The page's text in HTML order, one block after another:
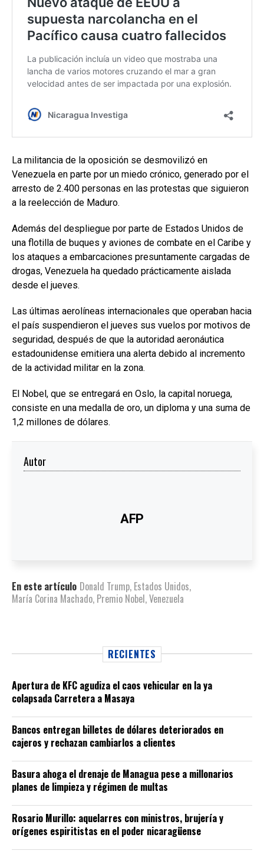
La militancia de la oposición se desmovilizó en
Venezuela en parte por un miedo crónico, generado por el
arresto de 2.400 personas en las protestas que siguieron
a la reelección de Maduro.
Además del despliegue por parte de Estados Unidos de
una flotilla de buques y aviones de combate en el Caribe y
los ataques a embarcaciones presuntamente cargadas de
drogas, Venezuela ha quedado prácticamente aislada
desde el jueves.
Las últimas aerolíneas internacionales que operaban hacia
el país suspendieron el jueves sus vuelos por motivos de
seguridad, después de que la autoridad aeronáutica
estadounidense emitiera una alerta debido al incremento
de la actividad militar en la zona.
El Nobel, que se entregará en Oslo, la capital noruega,
consiste en una medalla de oro, un diploma y una suma de
1,2 millones de dólares.
Autor
AFP
En este artículo Donald Trump, Estados Unidos,
María Corina Machado, Premio Nobel,Venezuela
RECIENTES
Apertura de KFC agudiza el caos vehicular en la ya
colapsada Carretera a Masaya
Bancos entregan billetes de dólares deteriorados en
cajeros y rechazan cambiarlos a clientes
Basura ahoga el drenaje de Managua pese a millonarios
planes de limpieza y régimen de multas
Rosario Murillo: aquelarres con ministros, brujería y
orígenes espiritistas en el poder nicaragüense